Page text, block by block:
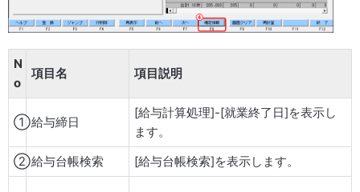
N
o
項目名 項目説明
①給与締日
[給与計算処理]-[就業終了日]を表示し
ます。
②給与台帳検索 [給与台帳検索]を表示します。